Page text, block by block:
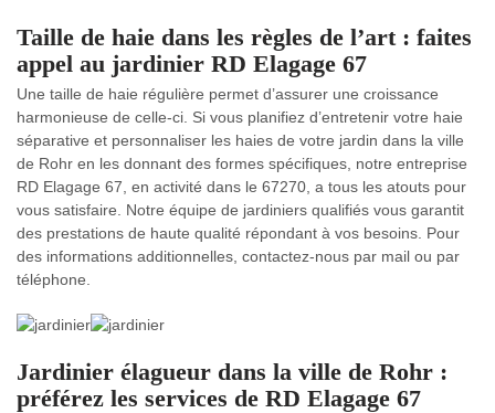
Taille de haie dans les règles de l’art : faites
appel au jardinier RD Elagage 67
Une taille de haie régulière permet d’assurer une croissance
harmonieuse de celle-ci. Si vous planifiez d’entretenir votre haie
séparative et personnaliser les haies de votre jardin dans la ville
de Rohr en les donnant des formes spécifiques, notre entreprise
RD Elagage 67, en activité dans le 67270, a tous les atouts pour
vous satisfaire. Notre équipe de jardiniers qualifiés vous garantit
des prestations de haute qualité répondant à vos besoins. Pour
des informations additionnelles, contactez-nous par mail ou par
téléphone.
Jardinier élagueur dans la ville de Rohr :
préférez les services de RD Elagage 67